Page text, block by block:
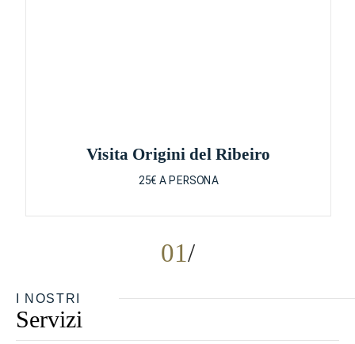
01
Visita Origini del Ribeiro
25€ A PERSONA
I NOSTRI
Servizi